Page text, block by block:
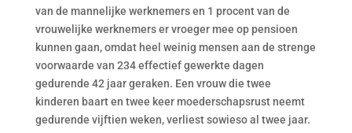
van de mannelijke werknemers en 1 procent van de
vrouwelijke werknemers er vroeger mee op pensioen
kunnen gaan, omdat heel weinig mensen aan de strenge
voorwaarde van 234 effectief gewerkte dagen
gedurende 42 jaar geraken. Een vrouw die twee
kinderen baart en twee keer moederschapsrust neemt
gedurende vijftien weken, verliest sowieso al twee jaar.